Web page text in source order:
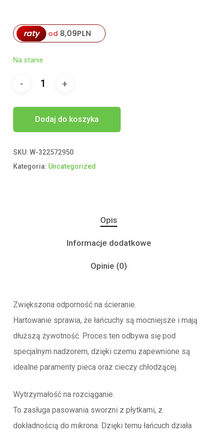
raty od 8,09PLN
Na stanie
Dodaj do koszyka
SKU: W-322572950
Kategoria: Uncategorized
Opis
Informacje dodatkowe
Opinie (0)
Zwiększona odporność na ścieranie.
Hartowanie sprawia, że łańcuchy są mocniejsze i mają
dłuższą żywotność. Proces ten odbywa się pod
specjalnym nadzorem, dzięki czemu zapewnione są
idealne paramenty pieca oraz cieczy chłodzącej.
Wytrzymałość na rozciąganie.
To zasługa pasowania sworzni z płytkami, z
dokładnością do mikrona. Dzięki temu łańcuch działa